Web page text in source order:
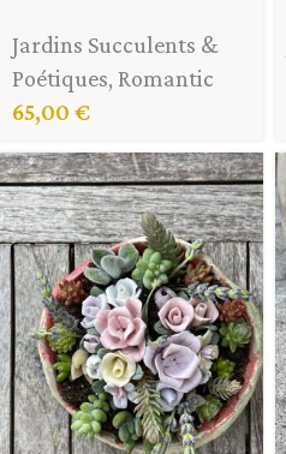
Jardins Succulents &
Poétiques, Romantic
65,00 €